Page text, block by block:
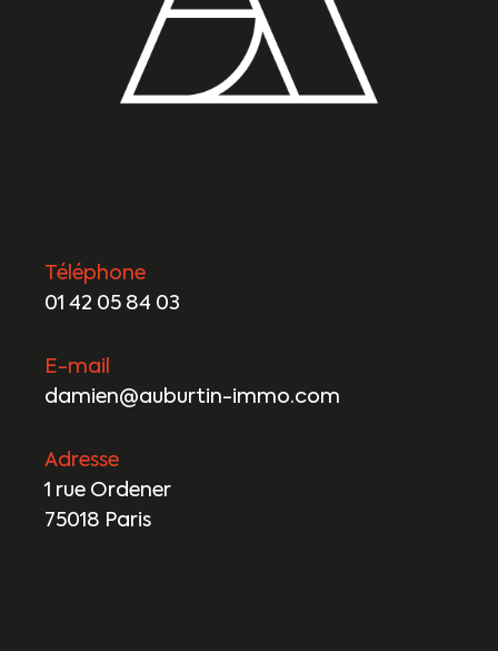
Téléphone
01 42 05 84 03
E-mail
damien@auburtin-immo.com
Adresse
1 rue Ordener
75018 Paris